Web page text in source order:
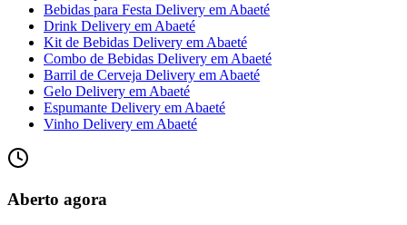
Bebidas para Festa Delivery emAbaeté
Drink Delivery emAbaeté
Kit de Bebidas Delivery emAbaeté
Combo de Bebidas Delivery emAbaeté
Barril de Cerveja Delivery emAbaeté
Gelo Delivery emAbaeté
Espumante Delivery emAbaeté
Vinho Delivery emAbaeté
Aberto agora